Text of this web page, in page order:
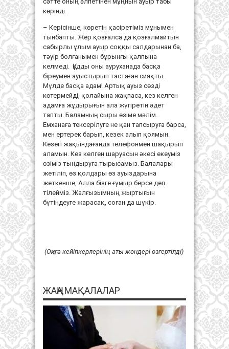
көрінді.
– Керісінше, көретін қасіретіміз мұнымен
тынбапты. Жер қозғалса да қозғалмайтын
сабырлы ұлым ауыр соққы салдарынан ба,
тәуір болғанымен бұрынғы қалпына
келмеді. Құдды оны ауруханада басқа
біреумен ауыстырып тастаған сияқты.
Мүлде басқа адам! Артық ауыз сөзді
көтермейді, қолайына жақпаса, кез келген
адамға жұдырығын ала жүгіретін әдет
тапты. Баламның сыры өзіме мәлім.
Емханаға тексерілуге не қан тапсыруға барса,
мен ертерек барып, кезек алып қоямын.
Кезегі жақындағанда телефонмен шақырып
аламын. Кез келген шаруасын әкесі екеуміз
өзіміз тындыруға тырысамыз. Балалары
жетіліп, өз қолдары өз ауыздарына
жеткенше, Алла бізге ғұмыр берсе деп
тілейміз. Жалғызымның жыртығын
бүтіндеуге жарасақ, соған да шүкір.
(Оқиға кейіпкерлерінің аты-жөндері өзгертілді)
ЖАҢА МАҚАЛАЛАР